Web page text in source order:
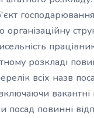
організаційну
розкладі
всіх назв
вакантні
посад повинні